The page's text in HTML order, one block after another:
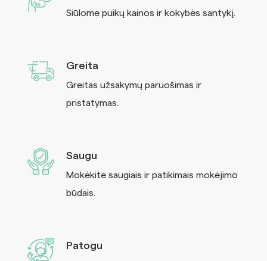
Siūlome puikų kainos ir kokybės santykį.
Greita
Greitas užsakymų paruošimas ir
pristatymas.
Saugu
Mokėkite saugiais ir patikimais mokėjimo
būdais.
Patogu